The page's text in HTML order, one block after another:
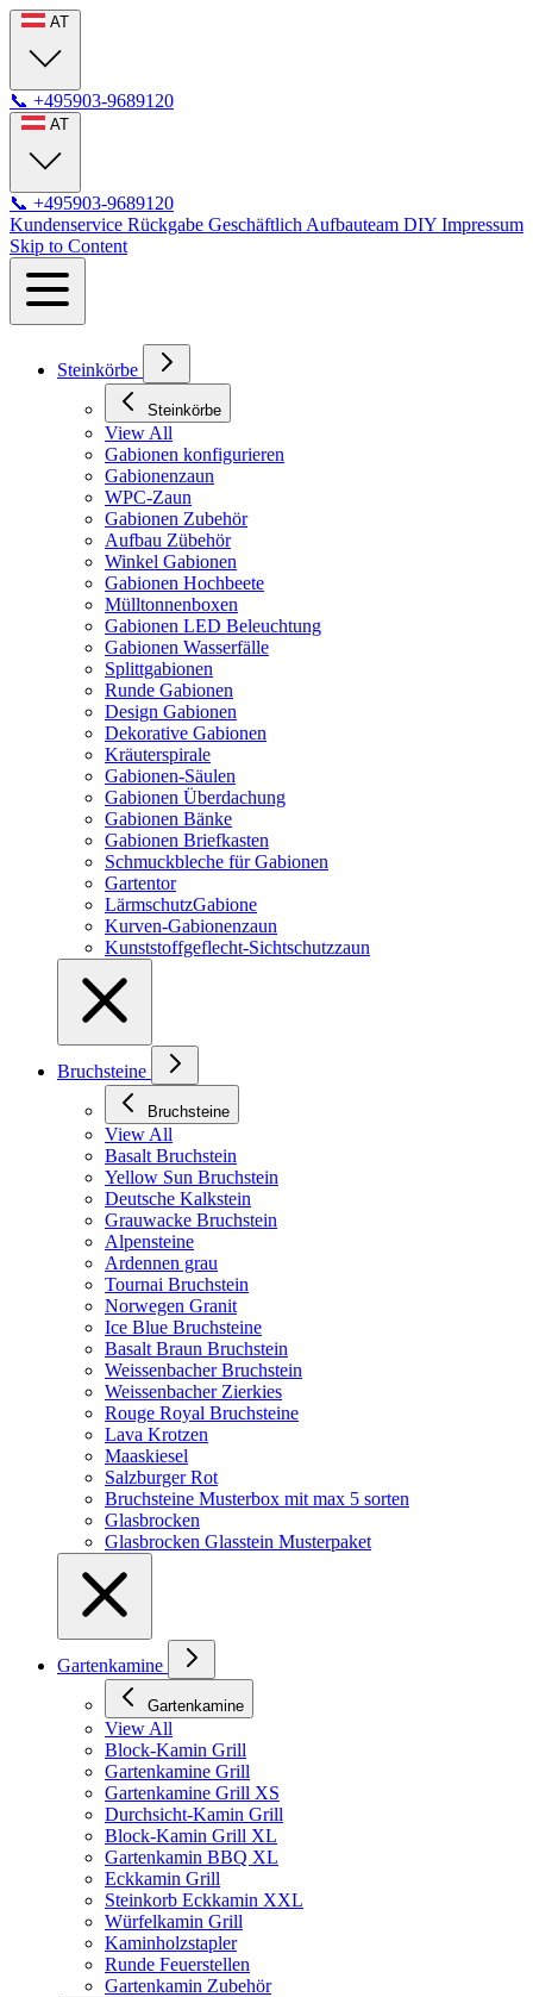
AT
📞 +495903-9689120
AT
📞 +495903-9689120
Kundenservice Rückgabe Geschäftlich Aufbauteam DIY Impressum
Skip to Content
Steinkörbe
Steinkörbe
View All
Gabionen konfigurieren
Gabionenzaun
WPC-Zaun
Gabionen Zubehör
Aufbau Zübehör
Winkel Gabionen
Gabionen Hochbeete
Mülltonnenboxen
Gabionen LED Beleuchtung
Gabionen Wasserfälle
Splittgabionen
Runde Gabionen
Design Gabionen
Dekorative Gabionen
Kräuterspirale
Gabionen-Säulen
Gabionen Überdachung
Gabionen Bänke
Gabionen Briefkasten
Schmuckbleche für Gabionen
Gartentor
LärmschutzGabione
Kurven-Gabionenzaun
Kunststoffgeflecht-Sichtschutzzaun
Bruchsteine
Bruchsteine
View All
Basalt Bruchstein
Yellow Sun Bruchstein
Deutsche Kalkstein
Grauwacke Bruchstein
Alpensteine
Ardennen grau
Tournai Bruchstein
Norwegen Granit
Ice Blue Bruchsteine
Basalt Braun Bruchstein
Weissenbacher Bruchstein
Weissenbacher Zierkies
Rouge Royal Bruchsteine
Lava Krotzen
Maaskiesel
Salzburger Rot
Bruchsteine Musterbox mit max 5 sorten
Glasbrocken
Glasbrocken Glasstein Musterpaket
Gartenkamine
Gartenkamine
View All
Block-Kamin Grill
Gartenkamine Grill
Gartenkamine Grill XS
Durchsicht-Kamin Grill
Block-Kamin Grill XL
Gartenkamin BBQ XL
Eckkamin Grill
Steinkorb Eckkamin XXL
Würfelkamin Grill
Kaminholzstapler
Runde Feuerstellen
Gartenkamin Zubehör